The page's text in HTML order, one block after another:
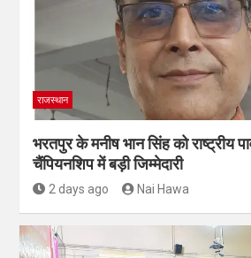
राजस्थान
भरतपुर के मनीष भान सिंह को राष्ट्रीय
चैंपियनशिप में बड़ी जिम्मेदारी
2 days ago Nai Hawa